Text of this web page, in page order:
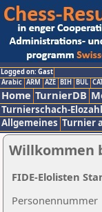
Logged on: Gast
Arabic ARM AZE BIH BUL
Home TurnierDB
Turnierschach-Elozahl
Allgemeines Turnier
Willkommen
Personennummer
FIDE-Elolisten